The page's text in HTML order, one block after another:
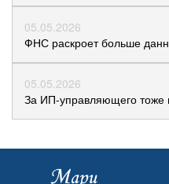
05.05.2026
ФНС раскроет больше
05.05.2026
За ИП-управляющего